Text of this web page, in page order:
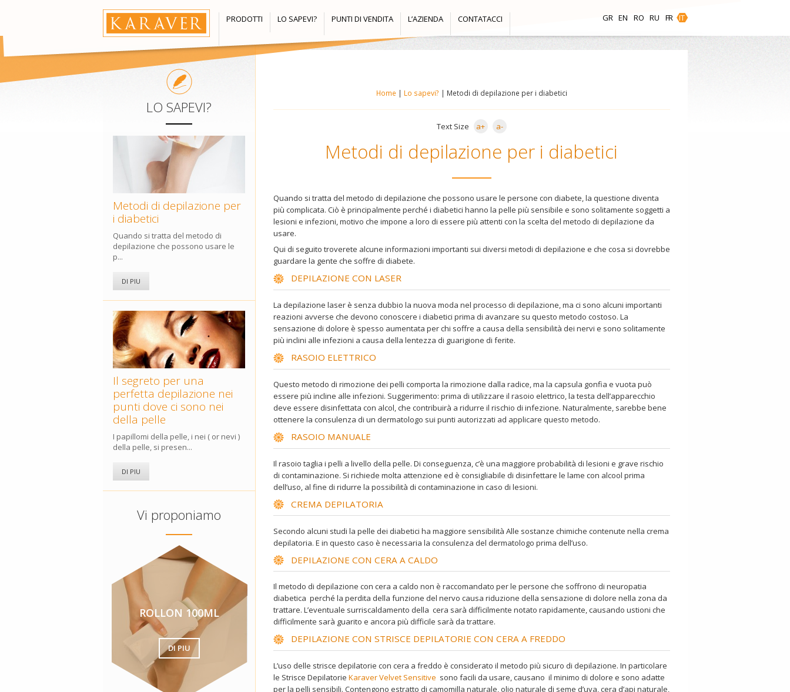
PRODOTTI LO SAPEVI? PUNTI DI VENDITA L’AZIENDA CONTATACCI GR EN RO RU FR IT
Home | Lo sapevi? | Metodi di depilazione per i diabetici
Text Size a+ a-
Metodi di depilazione per i diabetici
Quando si tratta del metodo di depilazione che possono usare le persone con diabete, la questione diventa
più complicata. Ciò è principalmente perché i diabetici hanno la pelle più sensibile e sono solitamente soggetti a
lesioni e infezioni, motivo che impone a loro di essere più attenti con la scelta del metodo di depilazione da
usare.
Qui di seguito troverete alcune informazioni importanti sui diversi metodi di depilazione e che cosa si dovrebbe
guardare la gente che soffre di diabete.
DEPILAZIONE CON LASER
La depilazione laser è senza dubbio la nuova moda nel processo di depilazione, ma ci sono alcuni importanti
reazioni avverse che devono conoscere i diabetici prima di avanzare su questo metodo costoso. La
sensazione di dolore è spesso aumentata per chi soffre a causa della sensibilità dei nervi e sono solitamente
più inclini alle infezioni a causa della lentezza di guarigione di ferite.
RASOIO ELETTRICO
Questo metodo di rimozione dei pelli comporta la rimozione dalla radice, ma la capsula gonfia e vuota può
essere più incline alle infezioni. Suggerimento: prima di utilizzare il rasoio elettrico, la testa dell’apparecchio
deve essere disinfettata con alcol, che contribuirà a ridurre il rischio di infezione. Naturalmente, sarebbe bene
ottenere la consulenza di un dermatologo sui punti autorizzati ad applicare questo metodo.
RASOIO MANUALE
Il rasoio taglia i pelli a livello della pelle. Di conseguenza, c’è una maggiore probabilità di lesioni e grave rischio
di contaminazione. Si richiede molta attenzione ed è consigliabile di disinfettare le lame con alcool prima
dell’uso, al fine di ridurre la possibilità di contaminazione in caso di lesioni.
CREMA DEPILATORIA
Secondo alcuni studi la pelle dei diabetici ha maggiore sensibilità Alle sostanze chimiche contenute nella crema
depilatoria. E in questo caso è necessaria la consulenza del dermatologo prima dell’uso.
DEPILAZIONE CON CERA A CALDO
Il metodo di depilazione con cera a caldo non è raccomandato per le persone che soffrono di neuropatia
diabetica perché la perdita della funzione del nervo causa riduzione della sensazione di dolore nella zona da
trattare. L’eventuale surriscaldamento della cera sarà difficilmente notato rapidamente, causando ustioni che
difficilmente sarà guarito e ancora più difficile sarà da trattare.
DEPILAZIONE CON STRISCE DEPILATORIE CON CERA A FREDDO
L’uso delle strisce depilatorie con cera a freddo è considerato il metodo più sicuro di depilazione. In particolare
le Strisce Depilatorie Karaver Velvet Sensitive sono facili da usare, causano il minimo di dolore e sono adatte
per la pelli sensibili. Contengono estratto di camomilla naturale, olio naturale di seme d’uva, cera d’api naturale,
LO SAPEVI?
Metodi di depilazione per
i diabetici
Quando si tratta del metodo di
depilazione che possono usare le
p...
DI PIU
Il segreto per una
perfetta depilazione nei
punti dove ci sono nei
della pelle
I papillomi della pelle, i nei ( or nevi )
della pelle, si presen...
DI PIU
Vi proponiamo
ROLLON 100ML
DI PIU